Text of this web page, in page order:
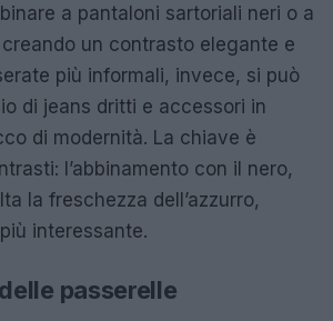
a pantaloni sartoriali neri o a
un contrasto elegante e
più informali, invece, si può
di jeans dritti e accessori in
di modernità. La chiave è
l’abbinamento con il nero,
la freschezza dell’azzurro,
interessante.
passerelle